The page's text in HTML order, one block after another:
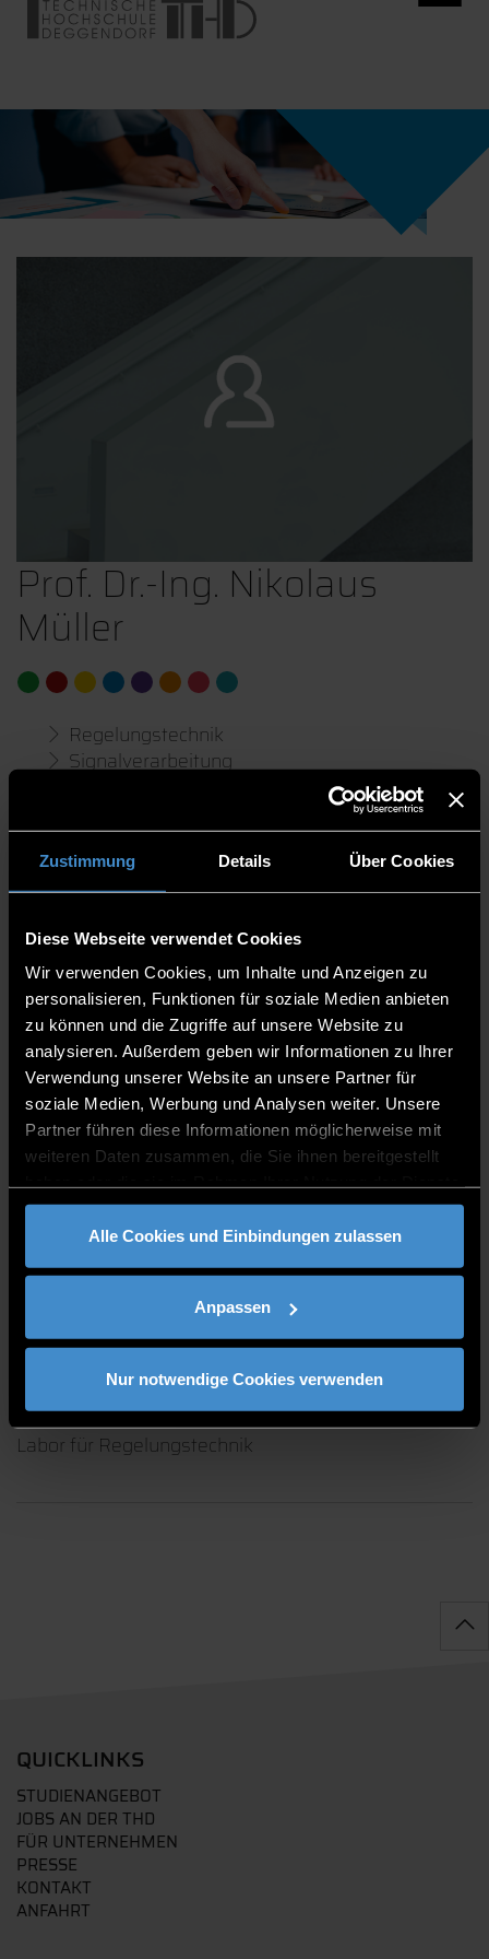
Zustimmung Details Über Cookies
Diese Webseite verwendet Cookies
Wir verwenden Cookies, um Inhalte und Anzeigen zu
personalisieren, Funktionen für soziale Medien anbieten
zu können und die Zugriffe auf unsere Website zu
analysieren. Außerdem geben wir Informationen zu Ihrer
Verwendung unserer Website an unsere Partner für
soziale Medien, Werbung und Analysen weiter. Unsere
Partner führen diese Informationen möglicherweise mit
weiteren Daten zusammen, die Sie ihnen bereitgestellt
gesammelt haben.
Alle Cookies und Einbindungen zulassen
Anpassen
Nur notwendige Cookies verwenden
Prof. Dr.-Ing. Nikolaus
Müller
Regelungstechnik
Signalverarbeitung
Fahrzeugelektronik / Autonomes Fahren
Fakultät Elektrotechnik und Medientechnik
Professorinnen und Professoren
Prüfungskommission “Master of Automotive
Electronics”
E 227
0991/3615-519
PUBLIKATIONEN
LABORE
Labor für Regelungstechnik
QUICKLINKS
STUDIENANGEBOT
JOBS AN DER THD
FÜR UNTERNEHMEN
PRESSE
KONTAKT
ANFAHRT